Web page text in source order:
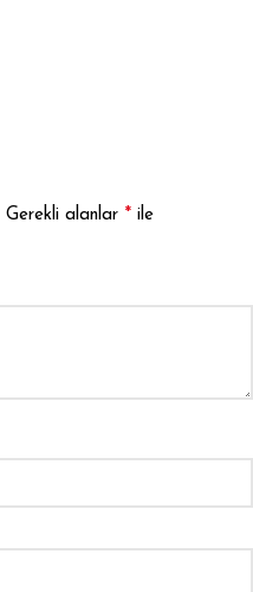
Gerekli alanlar * ile